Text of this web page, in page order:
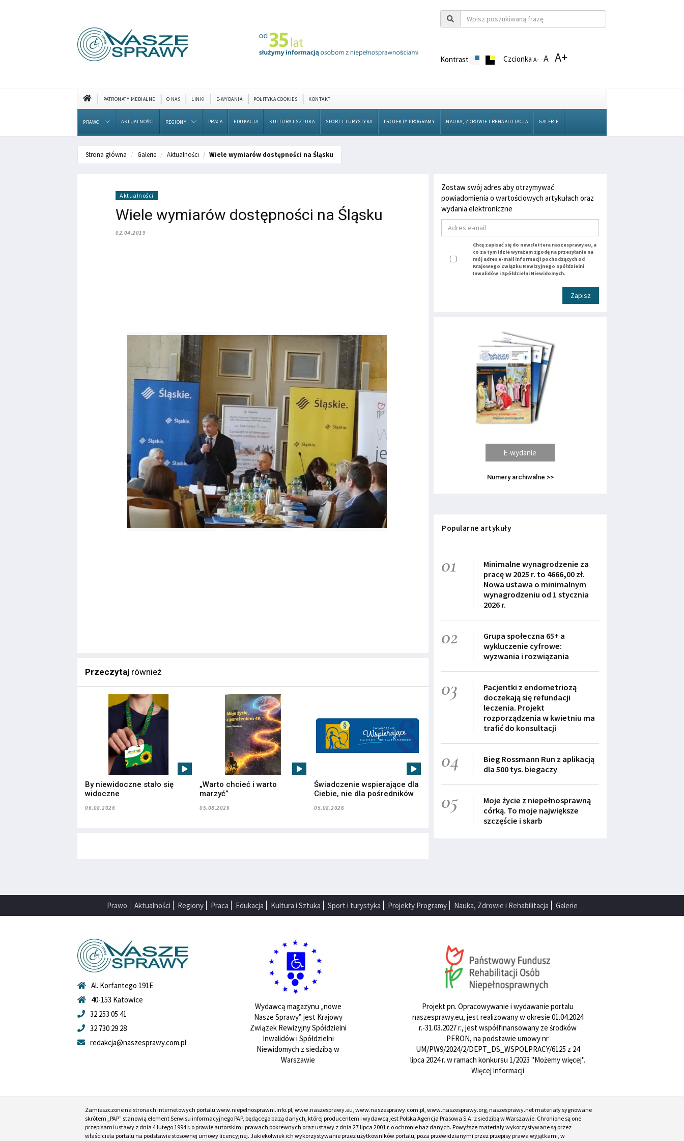
Kontrast CzcionkaA- A A+
PATRONATY MEDIALNE O NAS LINKI E-WYDANIA POLITYKA COOKIES KONTAKT
PRAWO AKTUALNOŚCI REGIONY PRACA EDUKACJA KULTURA I SZTUKA SPORT I TURYSTYKA PROJEKTY PROGRAMY NAUKA, ZDROWIE I REHABILITACJA GALERIE
Strona główna Galerie Aktualności Wiele wymiarów dostępności na Śląsku
Aktualności
Wiele wymiarów dostępności na Śląsku
02.04.2019
Przeczytaj również
By niewidoczne stało się
widoczne
06.08.2026
„Warto chcieć i warto
marzyć”
05.08.2026
Świadczenie wspierające dla
Ciebie, nie dla pośredników
05.08.2026
Zostaw swój adres aby otrzymywać
powiadomienia o wartościowych artykułach oraz
wydania elektroniczne
Chcę zapisać się do newslettera naszesprawy.eu, a
co za tym idzie wyrażam zgodę na przesyłanie na
mój adres e-mail informacji pochodzących od
Krajowego Związku Rewizyjnego Spółdzielni
Inwalidów i Spółdzielni Niewidomych.
Zapisz
E-wydanie
Numery archiwalne >>
Popularne artykuły
01
Minimalne wynagrodzenie za
pracę w 2025 r. to 4666,00 zł.
Nowa ustawa o minimalnym
wynagrodzeniu od 1 stycznia
2026 r.
02
Grupa społeczna 65+ a
wykluczenie cyfrowe:
wyzwania i rozwiązania
03
Pacjentki z endometriozą
doczekają się refundacji
leczenia. Projekt
rozporządzenia w kwietniu ma
trafić do konsultacji
04
Bieg Rossmann Run z aplikacją
dla 500 tys. biegaczy
05
Moje życie z niepełnosprawną
córką. To moje największe
szczęście i skarb
Prawo Aktualności Regiony Praca Edukacja Kultura i Sztuka Sport i turystyka Projekty Programy Nauka, Zdrowie i Rehabilitacja Galerie
Al. Korfantego 191E
40-153 Katowice
32 253 05 41
32 730 29 28
redakcja@naszesprawy.com.pl
Wydawcą magazynu „nowe
Nasze Sprawy” jest Krajowy
Związek Rewizyjny Spółdzielni
Inwalidów i Spółdzielni
Niewidomych z siedzibą w
Warszawie
Projekt pn. Opracowywanie i wydawanie portalu
naszesprawy.eu, jest realizowany w okresie 01.04.2024
r.-31.03.2027 r., jest współfinansowany ze środków
PFRON, na podstawie umowy nr
UM/PW9/2024/2/DEPT_DS_WSPOLPRACY/6125 z 24
lipca 2024 r. w ramach konkursu 1/2023 "Możemy więcej".
Więcej informacji
Zamieszczone na stronach internetowych portalu www.niepelnosprawni.info.pl, www.naszesprawy.eu, www.naszesprawy.com.pl, www.naszesprawy.org, naszesprawy.net materiały sygnowane
skrótem „PAP” stanowią element Serwisu informacyjnego PAP, będącego bazą danych, której producentem i wydawcą jest Polska Agencja Prasowa S.A. z siedzibą w Warszawie. Chronione są one
przepisami ustawy z dnia 4 lutego 1994 r. o prawie autorskim i prawach pokrewnych oraz ustawy z dnia 27 lipca 2001 r. o ochronie baz danych. Powyższe materiały wykorzystywane są przez
właściciela portalu na podstawie stosownej umowy licencyjnej. Jakiekolwiek ich wykorzystywanie przez użytkowników portalu, poza przewidzianymi przez przepisy prawa wyjątkami, w